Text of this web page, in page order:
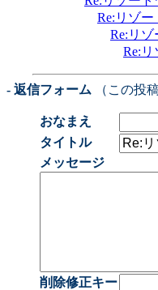
Re:リゾ
Re:リ
Re:
- 返信フォーム （この投
おなまえ
タイトル
メッセージ
削除修正キー